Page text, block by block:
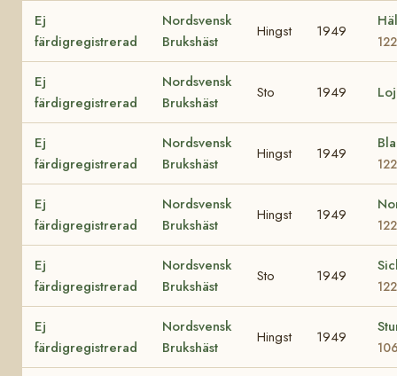
Ej
färdigregistrerad
Nordsvensk
Brukshäst
Hingst 1949
Ej
färdigregistrerad
Nordsvensk
Brukshäst
Sto 1949
Ej
färdigregistrerad
Nordsvensk
Brukshäst
Hingst 1949
Ej
färdigregistrerad
Nordsvensk
Brukshäst
Hingst 1949
Ej
färdigregistrerad
Nordsvensk
Brukshäst
Sto 1949
Ej
färdigregistrerad
Nordsvensk
Brukshäst
Hingst 1949